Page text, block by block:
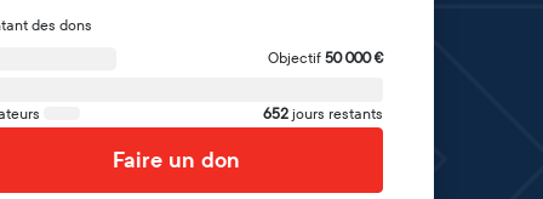
des dons
Objectif 50 000€
652 jours restants
Faire un don